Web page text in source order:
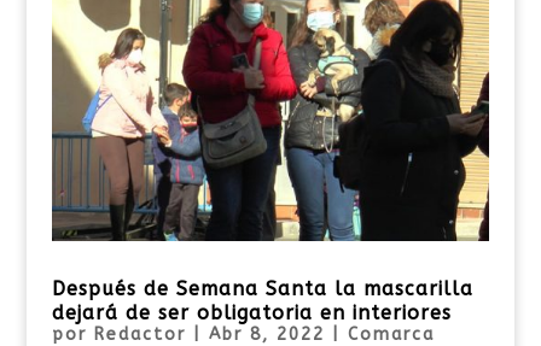
Después de Semana Santa la mascarilla
dejará de ser obligatoria en interiores
por Redactor Abr 8, 2022 Comarca